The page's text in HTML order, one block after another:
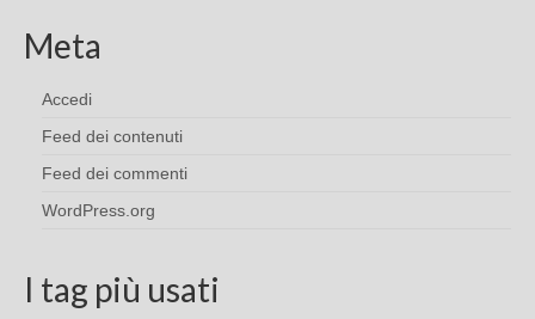
Meta
Accedi
Feed dei contenuti
Feed dei commenti
WordPress.org
I tag più usati